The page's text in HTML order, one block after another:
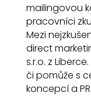
mailingovou
pracovníci
Mezi
direct
s.r.o. z
či pomůže s
koncepcí a